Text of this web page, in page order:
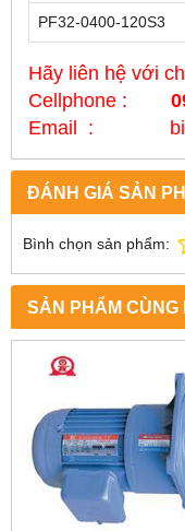
PF32-0400-120S3
Hãy liên hệ với
Cellphone :
Email :
ĐÁNH GIÁ SẢN
Bình chọn sản phẩm:
SẢN PHẨM CÙNG